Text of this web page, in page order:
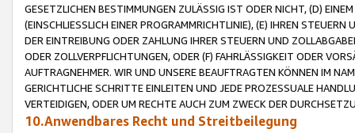
GESETZLICHEN BESTIMMUNGEN ZULÄSSIG IST ODER NICHT, (D)
(EINSCHLIESSLICH EINER PROGRAMMRICHTLINIE), (E) IHREN
DER EINTREIBUNG ODER ZAHLUNG IHRER STEUERN UND
ODER ZOLLVERPFLICHTUNGEN, ODER (F) FAHRLÄSSIGKEIT ODER
AUFTRAGNEHMER. WIR UND UNSERE BEAUFTRAGTEN KÖNNEN IM
GERICHTLICHE SCHRITTE EINLEITEN UND JEDE PROZESSUALE
VERTEIDIGEN, ODER UM RECHTE AUCH ZUM ZWECK DER
10.Anwendbares Recht und Streitbeilegung